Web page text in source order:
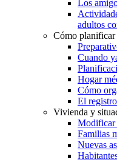
Los
adultos
Cómo
Cuando
Hogar
Cómo
El
Vivienda y
Modificar
Familias
Nuevas